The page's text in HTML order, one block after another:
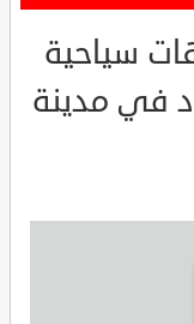
افضل 6 وجهات سياحية
في مدينة